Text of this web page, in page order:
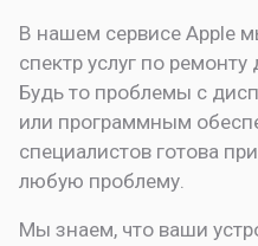
В нашем сервисе Apple
спектр услуг по
Будь то проблемы с
или программным
специалистов готова
любую проблему.
Мы знаем, что ваши